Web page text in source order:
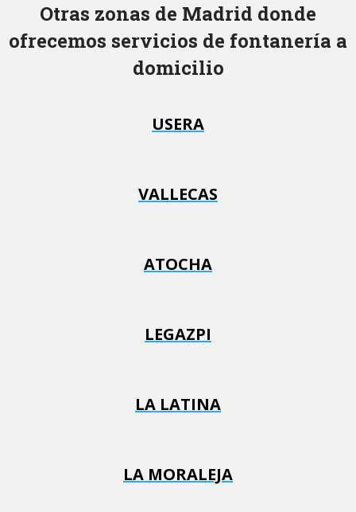
Otras zonas de Madrid donde
ofrecemos servicios de fontanería a
domicilio
USERA
VALLECAS
ATOCHA
LEGAZPI
LA LATINA
LA MORALEJA